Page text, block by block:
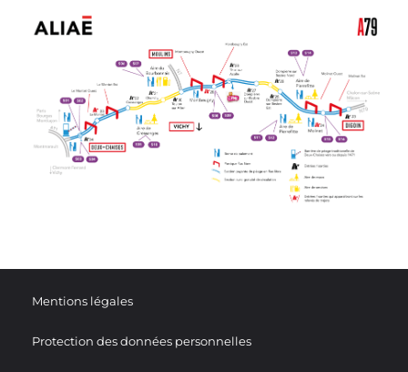
Mentions légales
Protection des données personnelles